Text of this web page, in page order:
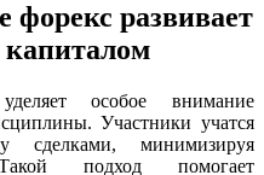
форекс развивает
особое внимание
Участники учатся
сделками, минимизируя
подход помогает